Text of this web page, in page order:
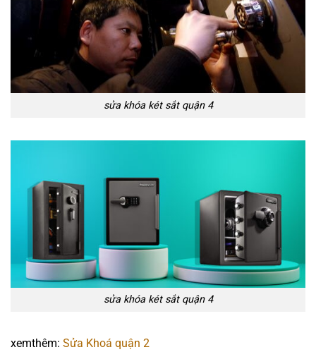
sửa khóa két sắt quận 4
sửa khóa két sắt quận 4
xemthêm: Sửa Khoá quận 2